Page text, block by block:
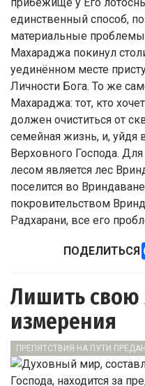
единственный способ,
материальные
Махараджа покинул
уединённом месте
Личности Бога. То же
Махараджа: тот, кто
должен очиститься от
семейная жизнь, и, уйдя
Верховного Господа.
лесом является лес
поселится во
покровительством
Радхарани, все его
ПОДЕЛИТЬСЯ
Лишить свою
измерения
ПРЕПЯТСТВИЯ НА ПУТИ